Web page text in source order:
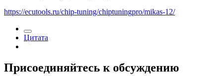
https://ecutools.ru/chip-tuning/chiptuningpro/mikas-12/
Цитата
Присоединяйтесь к обсуждению